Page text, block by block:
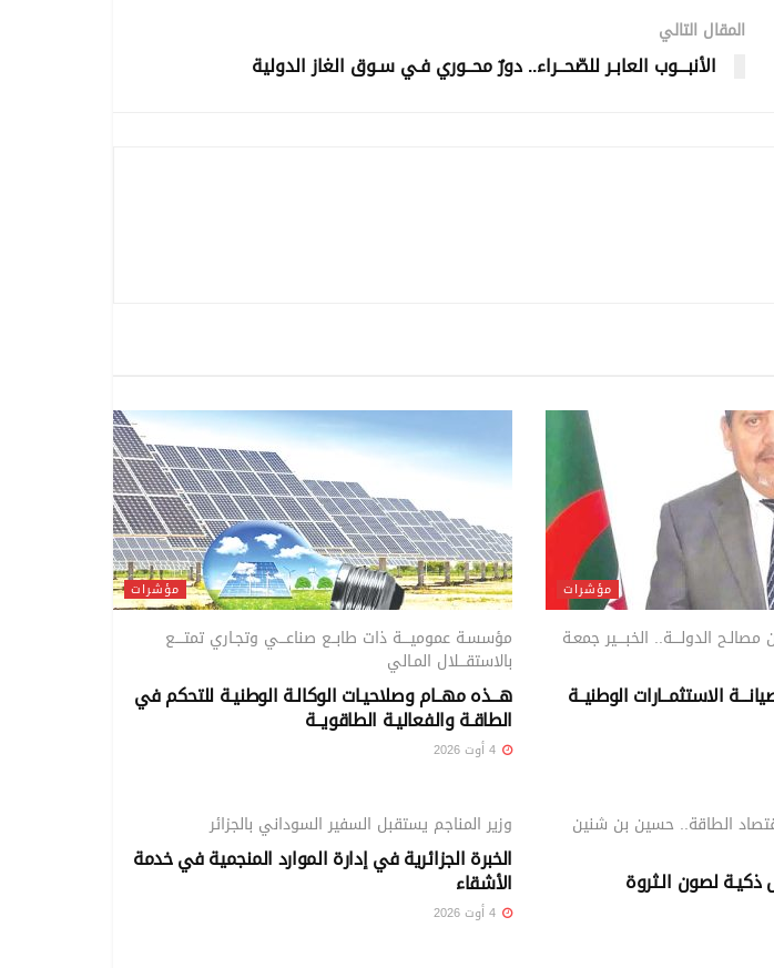
المقال التالي
الأنبـــوب العابـر للصّحــراء.. دورٌ محــوري فـي سـوق الغاز الدولية
مؤشرات
الدولــــة.. الخبــــير جمعـة
الاستثمــارات الوطنيــة
مؤشرات
مؤسسـة عموميــــة ذات طابــع صناعـــي وتجـاري تمتــــع
بالاستقـــلال المـالي
هـــذه مهــام وصلاحيـات الوكالـة الوطنيـة للتحكم في
الطاقـة والفعاليـة الطاقويــة
الطاقة.. حسين بن شنين
ذكيـة لصون الـثروة
وزير المناجم يستقبل السفير السوداني بالجزائر
الخبرة الجزائرية في إدارة الموارد المنجمية في خدمة
الأشقاء